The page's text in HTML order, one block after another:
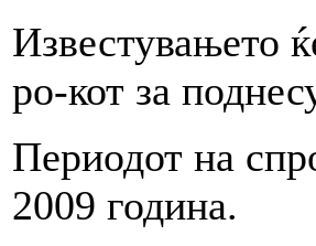
Известувањето
ро-кот за
Периодот на
2009 година.